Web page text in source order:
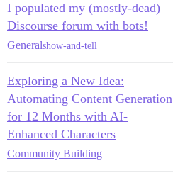
I populated my (mostly-dead)
Discourse forum with bots!
Generalshow-and-tell
Exploring a New Idea:
Automating Content Generation
for 12 Months with AI-
Enhanced Characters
Community Building